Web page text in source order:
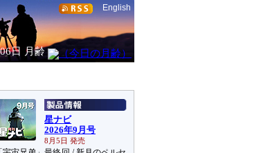
English
日 月齢
星ナビ
2026年9月号
8月5日 発売